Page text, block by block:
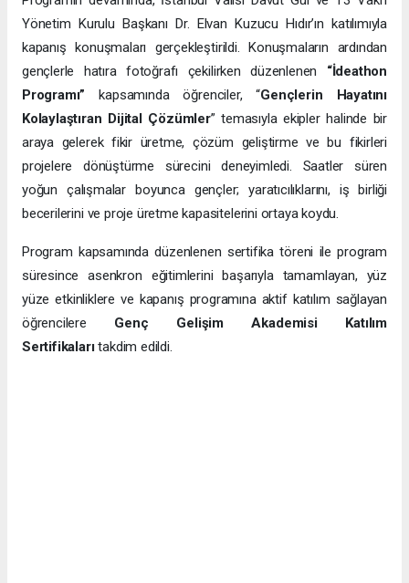
Yönetim Kurulu Başkanı Dr. Elvan Kuzucu Hıdır’ın
katılımıyla
kapanış konuşmaları gerçekleştirildi. Konuşmaların ardından
gençlerle hatıra fotoğrafı çekilirken düzenlenen “İdeathon
Programı” kapsamında öğrenciler, “Gençlerin Hayatını
Kolaylaştıran Dijital Çözümler” temasıyla ekipler halinde bir
araya gelerek fikir üretme, çözüm geliştirme ve bu fikirleri
projelere dönüştürme sürecini deneyimledi. Saatler süren
yoğun çalışmalar boyunca gençler; yaratıcılıklarını, iş birliği
becerilerini ve proje üretme kapasitelerini ortaya koydu.
Program kapsamında düzenlenen sertifika töreni ile program
süresince asenkron eğitimlerini başarıyla tamamlayan, yüz
yüze etkinliklere ve kapanış programına aktif katılım sağlayan
öğrencilere Genç Gelişim Akademisi Katılım
Sertifikalarıtakdim edildi.